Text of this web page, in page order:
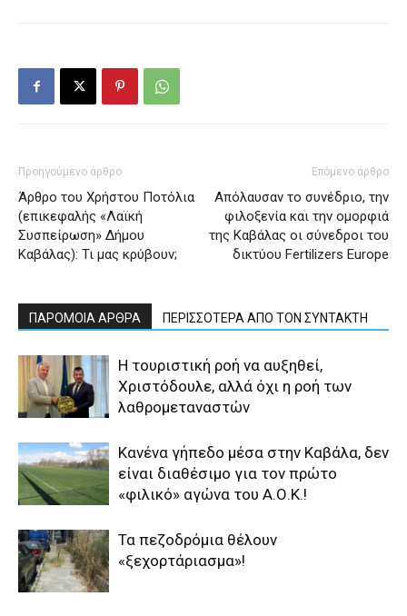
Προηγούμενο άρθρο
Άρθρο του Χρήστου Ποτόλια
(επικεφαλής «Λαϊκή
Συσπείρωση» Δήμου
Καβάλας): Τι μας κρύβουν;
Επόμενο άρθρο
Απόλαυσαν το συνέδριο, την
φιλοξενία και την ομορφιά
της Καβάλας οι σύνεδροι του
δικτύου Fertilizers Europe
ΠΑΡΟΜΟΙΑ ΑΡΘΡΑ ΠΕΡΙΣΣΟΤΕΡΑ ΑΠΟ ΤΟΝ ΣΥΝΤΑΚΤΗ
Η τουριστική ροή να αυξηθεί,
Χριστόδουλε, αλλά όχι η ροή των
λαθρομεταναστών
Κανένα γήπεδο μέσα στην Καβάλα, δεν
είναι διαθέσιμο για τον πρώτο
«φιλικό» αγώνα του Α.Ο.Κ.!
Τα πεζοδρόμια θέλουν
«ξεχορτάριασμα»!